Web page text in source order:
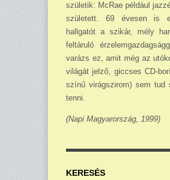
születik: McRae például
született. 69 évesen is
hallgatót a szikár, mély
feltáruló
varázs ez, amit még az
világát jelző, giccses CD-
színű virágszirom) sem tud
tenni.
(Napi Magyarország, 1999)
KERESÉS